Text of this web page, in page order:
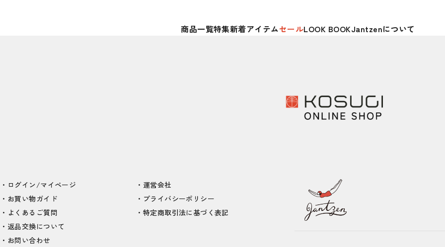
商品一覧特集新着アイテムセールLOOK BOOKJantzenについて
ログイン/マイページ
お買い物ガイド
よくあるご質問
返品交換について
お問い合わせ
運営会社
プライバシーポリシー
特定商取引法に基づく表記